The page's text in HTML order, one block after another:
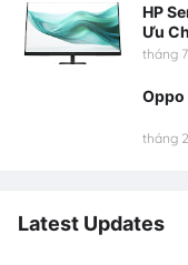
HP
Ưu
tháng
Oppo
tháng
Latest Updates